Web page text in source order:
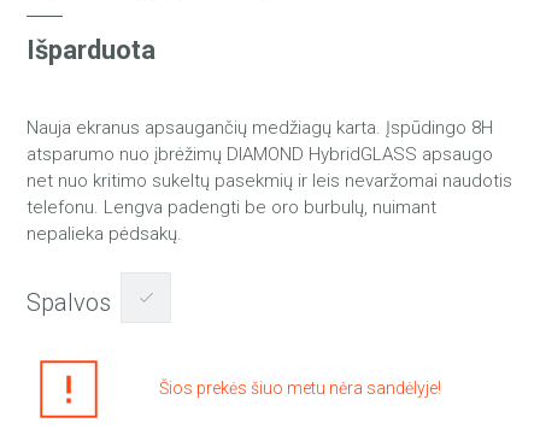
Išparduota
Nauja ekranus apsaugančių medžiagų karta. Įspūdingo 8H
atsparumo nuo įbrėžimų DIAMOND HybridGLASS apsaugo
net nuo kritimo sukeltų pasekmių ir leis nevaržomai naudotis
telefonu. Lengva padengti be oro burbulų, nuimant
nepalieka pėdsakų.
Spalvos
Šios prekės šiuo metu nėra sandėlyje!